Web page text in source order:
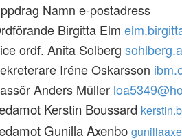
Namn e-postadress
Birgitta Elm
ordf. Anita Solberg
Iréne Oskarsson
Anders Müller
Kerstin Boussard
Gunilla Axenbo